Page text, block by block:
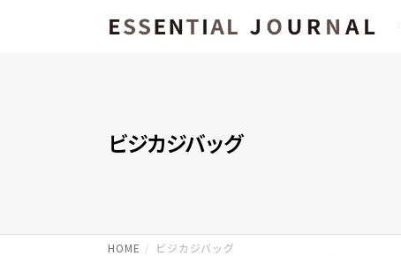
ビジカジバッグ
HOME ビジカジバッグ